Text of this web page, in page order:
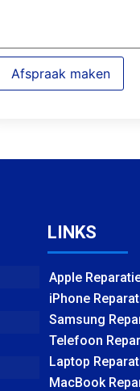
Afspraak maken
LINKS
Apple
iPhone
Samsung
Telefoon
Laptop
MacBook